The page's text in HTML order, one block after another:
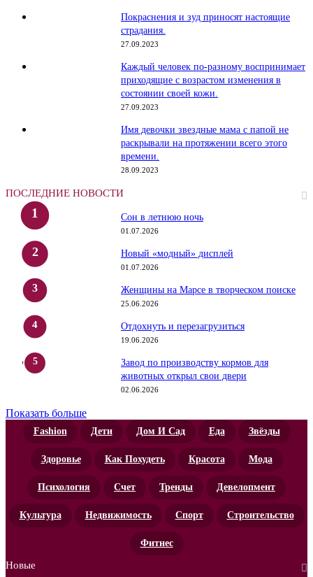
Покраснения и зуд приносят настоящие
страдания.
27.09.2023
Каждый человек по-разному воспринимает
приходящие с возрастом изменения в
состоянии своей кожи.
27.09.2023
Имя девочки звездные мама с папой не
раскрывали на протяжении всего этого
времени.
28.09.2023
ПОСЛЕДНИЕ НОВОСТИ
Сон в летнюю ночь
01.07.2026
Новый «модный» дисплей
01.07.2026
Женщины на Марсе в творческом поиске
25.06.2026
Отдохнуть и перезагрузиться
19.06.2026
Завод по производству кормов для
животных открыл свои двери
02.06.2026
Показать больше
Fashion Дети Дом И Сад Еда Звёзды
Здоровье Как Похудеть Красота Мода
Психология Счет Тренды Девелопмент
Культура Недвижимость Спорт Строительство
Фитнес
Новые